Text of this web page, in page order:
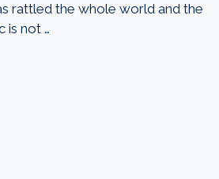
rattled the whole world and the
is not …